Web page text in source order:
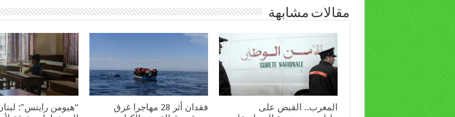
مقالات مشابهة
المغرب.. القبض على
فقدان أثر 28 مهاجرا غرق
“هيومن رايتس”: